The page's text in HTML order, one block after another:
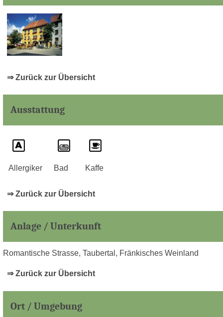
⇒ Zurück zur Übersicht
Ausstattung
Allergiker Bad Kaffe
⇒ Zurück zur Übersicht
Anlage / Unterkunft
Romantische Strasse, Taubertal, Fränkisches Weinland
⇒ Zurück zur Übersicht
Ort / Umgebung